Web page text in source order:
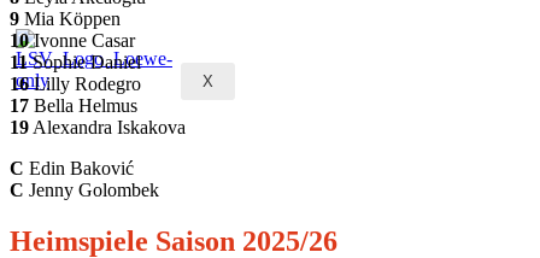
X
9 Mia Köppen
10Ivonne Casar
11Sophie Daniel
16Lilly Rodegro
17 Bella Helmus
19 Alexandra Iskakova
C Edin Baković
C Jenny Golombek
Heimspiele Saison 2025/26